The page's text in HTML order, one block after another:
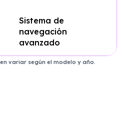
Sistema de
navegación
avanzado
variar según el modelo y año.